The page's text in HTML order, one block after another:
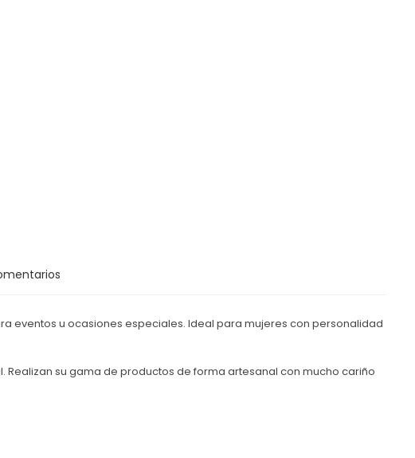
eventos u ocasiones especiales. Ideal para mujeres con personalidad
su gama de productos de forma artesanal con mucho cariño